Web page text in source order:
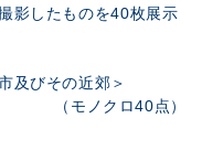
影したものを40枚展示
及びその近郊＞
（モノクロ40点）